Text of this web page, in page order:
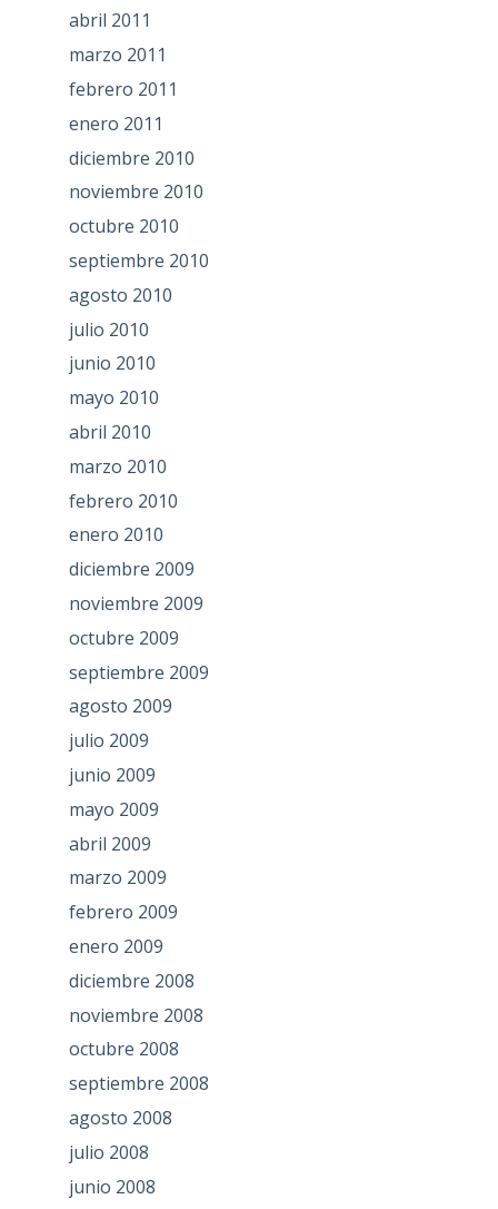
abril 2011
marzo 2011
febrero 2011
enero 2011
diciembre 2010
noviembre 2010
octubre 2010
septiembre 2010
agosto 2010
julio 2010
junio 2010
mayo 2010
abril 2010
marzo 2010
febrero 2010
enero 2010
diciembre 2009
noviembre 2009
octubre 2009
septiembre 2009
agosto 2009
julio 2009
junio 2009
mayo 2009
abril 2009
marzo 2009
febrero 2009
enero 2009
diciembre 2008
noviembre 2008
octubre 2008
septiembre 2008
agosto 2008
julio 2008
junio 2008